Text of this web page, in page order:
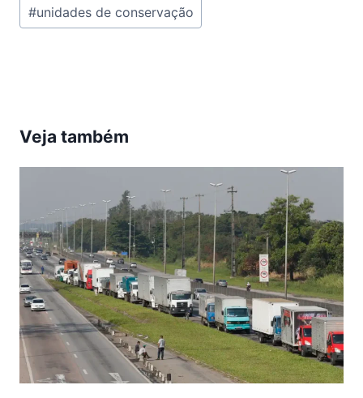
Post:
#unidades de conservação
Veja também